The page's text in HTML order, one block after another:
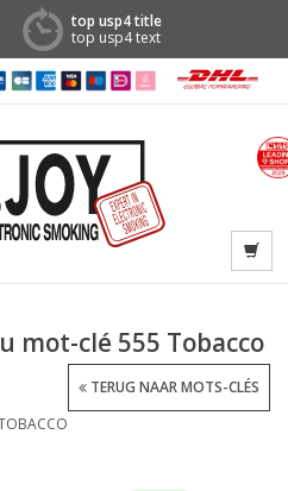
top usp4 title
top usp4 text
mot-clé 555 Tobacco
TERUG NAAR MOTS-CLÉS